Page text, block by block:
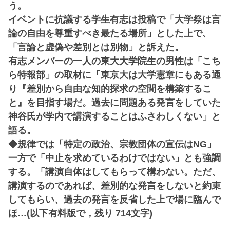
う。
イベントに抗議する学生有志は投稿で「大学祭は言
論の自由を尊重すべき最たる場所」とした上で、
「言論と虚偽や差別とは別物」と訴えた。
有志メンバーの一人の東大大学院生の男性は「こち
ら特報部」の取材に「東京大は大学憲章にもある通
り『差別から自由な知的探求の空間を構築するこ
と』を目指す場だ。過去に問題ある発言をしていた
神谷氏が学内で講演することはふさわしくない」と
語る。
◆規律では「特定の政治、宗教団体の宣伝はNG」
一方で「中止を求めているわけではない」とも強調
する。「講演自体はしてもらって構わない。ただ、
講演するのであれば、差別的な発言をしないと約束
してもらい、過去の発言を反省した上で場に臨んで
ほ…(以下有料版で，残り 714文字)